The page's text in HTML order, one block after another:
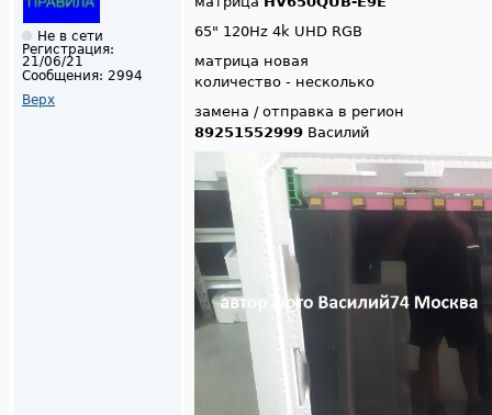
Не в сети
Регистрация:
21/06/21
Сообщения: 2994
Верх
65" 120Hz 4k UHD RGB
матрица новая
количество - несколько
замена / отправка в регион
89251552999 Василий